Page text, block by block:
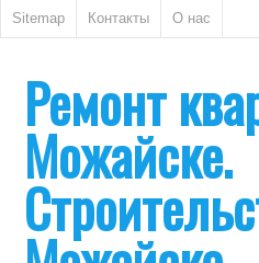
Sitemap Контакты О нас
Ремонт
Можайске.